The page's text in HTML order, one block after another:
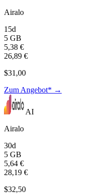
Airalo
15d
5 GB
5,38 €
26,89 €
$31,00
Zum Angebot* →
AI
Airalo
30d
5 GB
5,64 €
28,19 €
$32,50